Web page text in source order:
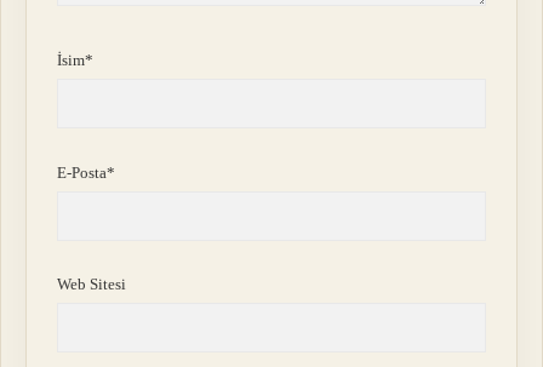
İsim*
E-Posta*
Web Sitesi